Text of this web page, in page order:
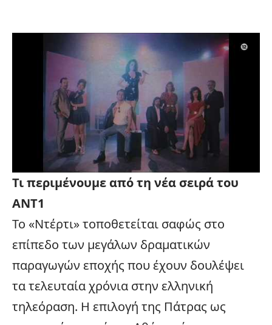
Τι περιμένουμε από τη νέα σειράτου
ΑΝΤ1
Το «Ντέρτι» τοποθετείται σαφώς στο
επίπεδο των μεγάλων δραματικών
παραγωγών εποχής που έχουν δουλέψει
τα τελευταία χρόνια στην ελληνική
τηλεόραση. Η επιλογή της Πάτρας ως